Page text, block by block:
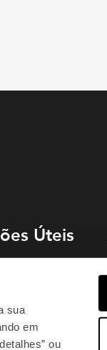
sua
em
ou
Úteis